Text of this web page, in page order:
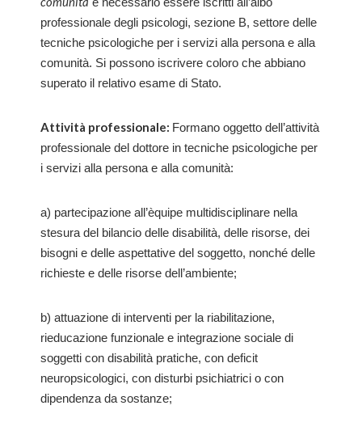
professionale degli psicologi, sezione B, settore delle
tecniche psicologiche per i servizi alla persona e alla
comunità. Si possono iscrivere coloro che abbiano
superato il relativo esame di Stato.
Attività professionale: Formano oggetto dell’attività
professionale del dottore in tecniche psicologiche per
i servizi alla persona e alla comunità:
a) partecipazione all’èquipe multidisciplinare nella
stesura del bilancio delle disabilità, delle risorse, dei
bisogni e delle aspettative del soggetto, nonché delle
richieste e delle risorse dell’ambiente;
b) attuazione di interventi per la riabilitazione,
rieducazione funzionale e integrazione sociale di
soggetti con disabilità pratiche, con deficit
neuropsicologici, con disturbi psichiatrici o con
dipendenza da sostanze;